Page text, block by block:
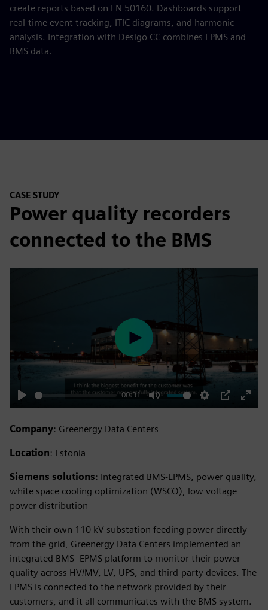
create reports based on EN 50160. Dashboards support
real-time event tracking, ITIC diagrams, and harmonic
analysis. Integration with Desigo CC combines EPMS and
BMS data.
CASE STUDY
Power quality recorders
connected to the BMS
Play
00:31
Mute Settings
PIP
Enter
Play
Company: Greenergy Data Centers
Location: Estonia
Siemens solutions: Integrated BMS-EPMS, power quality,
white space cooling optimization (WSCO), low voltage
power distribution
With their own 110 kV substation feeding power directly
from the grid, Greenergy Data Centers implemented an
integrated BMS–EPMS platform to monitor their power
quality across HV/MV, LV, UPS, and third-party devices. The
EPMS is connected to the network provided by their
customers, and it all communicates with the BMS system.